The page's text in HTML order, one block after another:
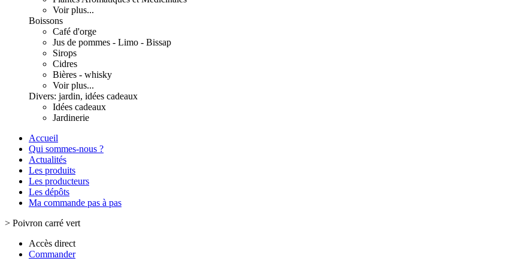
Voir plus...
Boissons
Café d'orge
Jus de pommes - Limo - Bissap
Sirops
Cidres
Bières - whisky
Voir plus...
Divers: jardin, idées cadeaux
Idées cadeaux
Jardinerie
Accueil
Qui sommes-nous ?
Actualités
Les produits
Les producteurs
Les dépôts
Ma commande pas à pas
> Poivron carré vert
Accès direct
Commander